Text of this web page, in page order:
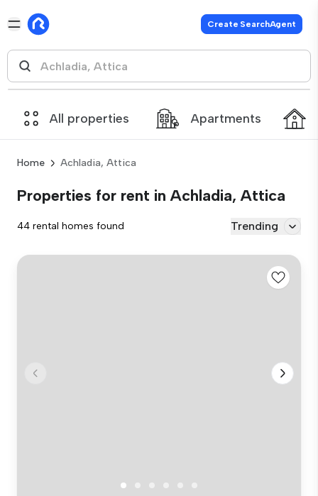
Create SearchAgent
All properties Apartments
Home Achladia, Attica
Properties for rent in Achladia, Attica
44 rental homes found Trending